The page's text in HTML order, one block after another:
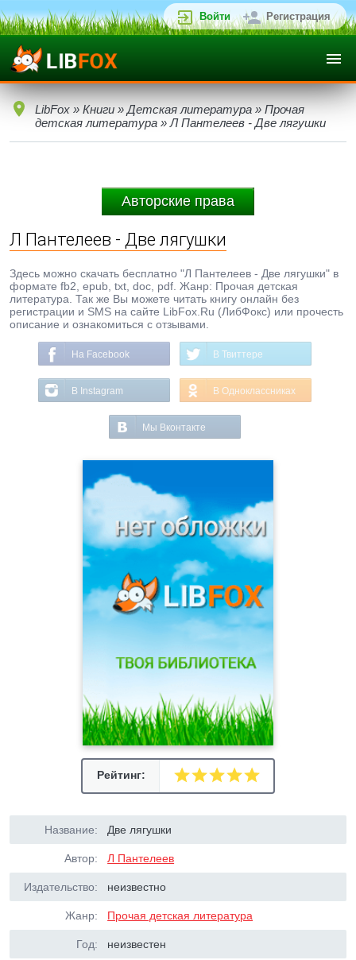
Войти Регистрация
LibFox » Книги » Детская литература » Прочая
детская литература » Л Пантелеев - Две лягушки
Авторские права
Л Пантелеев - Две лягушки
Здесь можно скачать бесплатно "Л Пантелеев - Две лягушки" в
формате fb2, epub, txt, doc, pdf. Жанр: Прочая детская
литература. Так же Вы можете читать книгу онлайн без
регистрации и SMS на сайте LibFox.Ru (ЛибФокс) или прочесть
описание и ознакомиться с отзывами.
На Facebook В Твиттере
В Instagram В Одноклассниках
Мы Вконтакте
Рейтинг:
Название: Две лягушки
Автор: Л Пантелеев
Издательство: неизвестно
Жанр: Прочая детская литература
Год: неизвестен